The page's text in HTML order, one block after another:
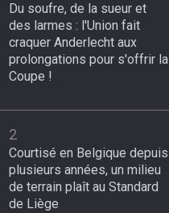
Du soufre, de la sueur et
des larmes : l'Union fait
craquer Anderlecht aux
prolongations pour s'offrir la
Coupe !
2
Courtisé en Belgique depuis
plusieurs années, un milieu
de terrain plaît au Standard
de Liège